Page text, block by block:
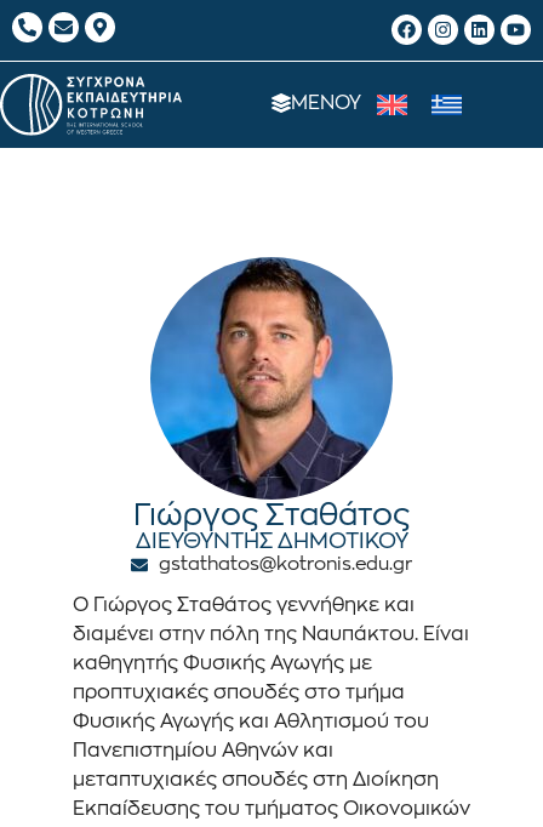
ΜΕΝΟΥ
Γιώργος Σταθάτος
ΔΙΕΥΘΥΝΤΗΣ ΔΗΜΟΤΙΚΟΥ
gstathatos@kotronis.edu.gr
Ο Γιώργος Σταθάτος γεννήθηκε και
διαμένει στην πόλη της Ναυπάκτου. Είναι
καθηγητής Φυσικής Αγωγής με
προπτυχιακές σπουδές στο τμήμα
Φυσικής Αγωγής και Αθλητισμού του
Πανεπιστημίου Αθηνών και
μεταπτυχιακές σπουδές στη Διοίκηση
Εκπαίδευσης του τμήματος Οικονομικών